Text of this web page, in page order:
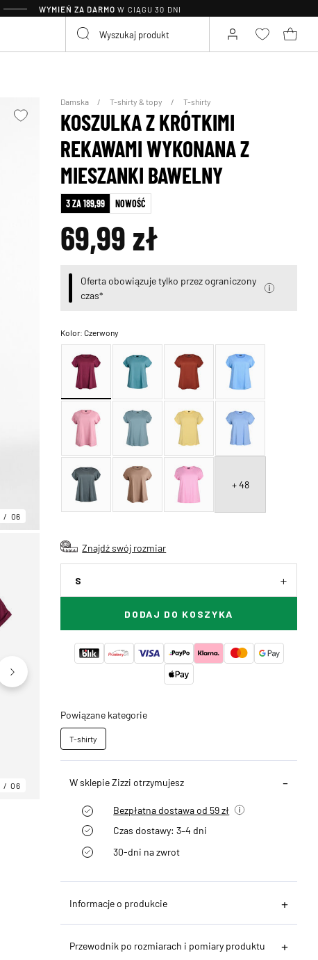
WYMIEŃ ZA DARMO W CIĄGU 30 DNI
06
06
Damska T-shirty & topy T-shirty
KOSZULKA Z KRÓTKIMI
REKAWAMI WYKONANA Z
MIESZANKI BAWELNY
3 ZA 189,99 NOWOŚĆ
69,99 zł
Oferta obowiązuje tylko przez ograniczony
czas*
Kolor:Czerwony
+ 48
Znajdź swój rozmiar
S
DODAJ DO KOSZYKA
Powiązane kategorie
T-shirty
W sklepie Zizzi otrzymujesz
Bezpłatna dostawa od 59 zł
Czas dostawy: 3–4 dni
30-dni na zwrot
Informacje o produkcie
Przewodnik po rozmiarach i pomiary produktu